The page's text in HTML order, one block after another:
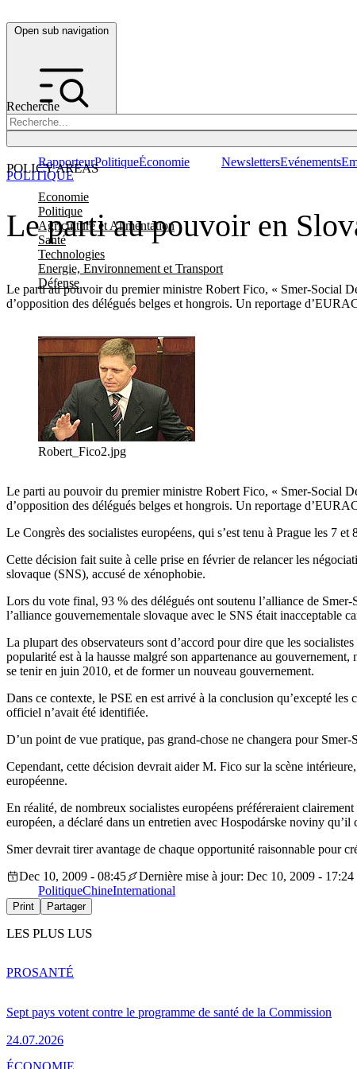
Open sub navigation
Recherche
POLICY AREAS
Economie
Politique
Agriculture et Alimentation
Santé
Technologies
Energie, Environnement et Transport
Défense
RapporteurPolitiqueÉconomie NewslettersEvénements
Le parti au pouvoir en
Le parti au pouvoir du premier ministre Robert Fico, « Smer-Social
d’opposition des délégués belges et hongrois. Un reportage
POLITIQUE
Robert_Fico2.jpg
Le parti au pouvoir du premier ministre Robert Fico, « Smer-Social
d’opposition des délégués belges et hongrois. Un reportage
Le Congrès des socialistes européens, qui s’est tenu à Prague les 7
Cette décision fait suite à celle prise en février de relancer les
slovaque (SNS), accusé de xénophobie.
Lors du vote final, 93 % des délégués ont soutenu l’alliance de
l’alliance gouvernementale slovaque avec le SNS était inacceptable
La plupart des observateurs sont d’accord pour dire que les
popularité est à la hausse malgré son appartenance au
se tenir en juin 2010, et de former un nouveau gouvernement.
Dans ce contexte, le PSE en est arrivé à la conclusion qu’excepté
officiel n’avait été identifiée.
D’un point de vue pratique, pas grand-chose ne changera pour
Cependant, cette décision devrait aider M. Fico sur la scène
européenne.
En réalité, de nombreux socialistes européens préféreraient
européen, a déclaré dans un entretien avec Hospodárske noviny
Smer devrait tirer avantage de chaque opportunité raisonnable pour
Dec 10, 2009 - 08:45
Dernière mise à jour: Dec 10, 2009 - 17:24
PolitiqueChineInternational
Print Partager
LES PLUS LUS
Sept pays votent contre le programme de santé de la Commission
24.07.2026
PROSANTÉ
ÉCONOMIE